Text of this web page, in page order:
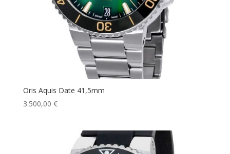
Oris Aquis Date 41,5mm
3.500,00 €